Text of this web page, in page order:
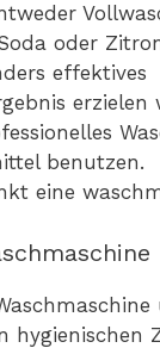
oder
effektives
benutzen.
hygienischen